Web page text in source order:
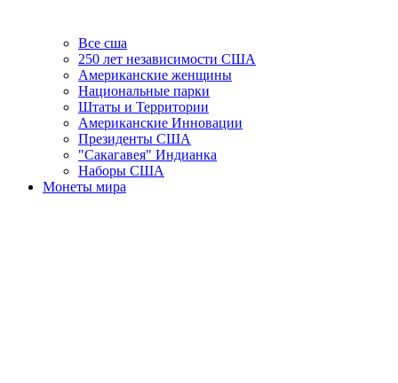
Все сша
250 лет независимости США
Американские женщины
Национальные парки
Штаты и Территории
Американские Инновации
Президенты США
"Сакагавея" Индианка
Наборы США
Монеты мира